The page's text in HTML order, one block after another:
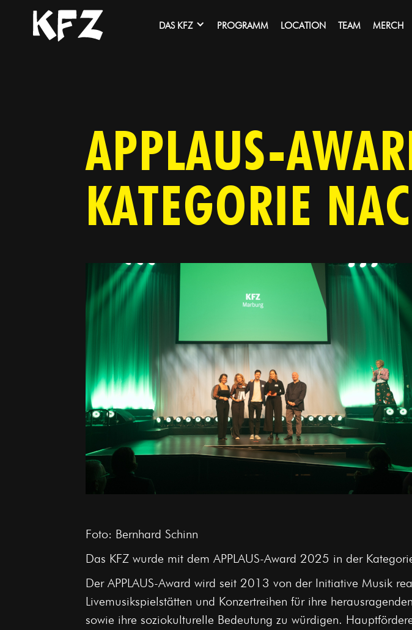
DAS KFZ PROGRAMM LOCATION TEAM MERCH
APPLAUS-
KATEGORIE
Foto: Bernhard Schinn
Das KFZ wurde mit dem APPLAUS-Award 2025 in der
Der APPLAUS-Award wird seit 2013 von der Initiative Musik
Livemusikspielstätten und Konzertreihen für ihre
sowie ihre soziokulturelle Bedeutung zu würdigen.